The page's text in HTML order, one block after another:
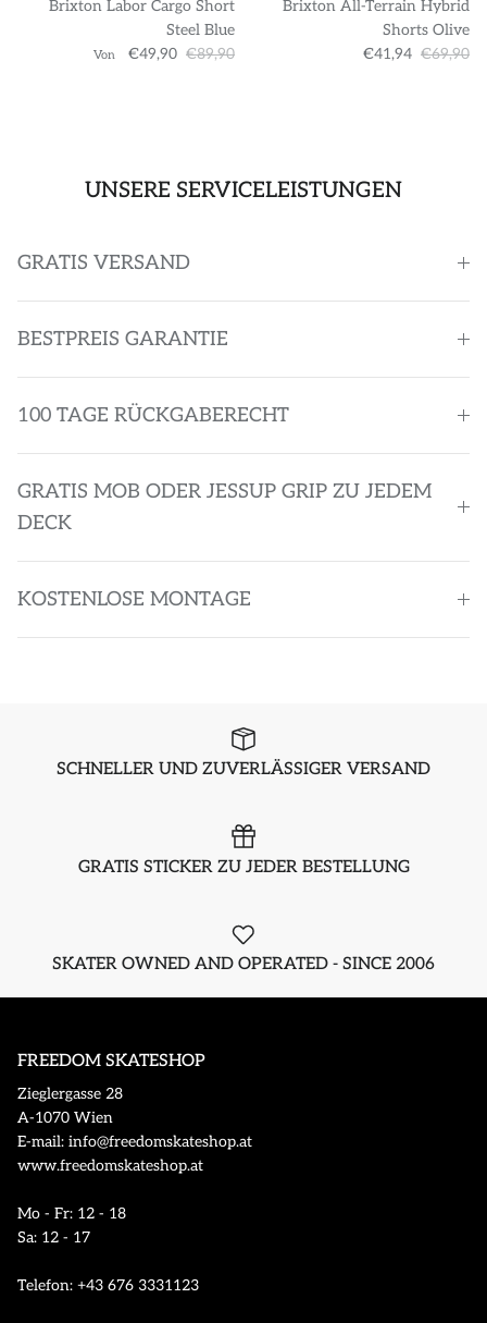
Brixton Labor Cargo Short
Steel Blue
Von €49,90 €89,90
Brixton All-Terrain Hybrid
Shorts Olive
€41,94 €69,90
UNSERE SERVICELEISTUNGEN
GRATIS VERSAND
BESTPREIS GARANTIE
100 TAGE RÜCKGABERECHT
GRATIS MOB ODER JESSUP GRIP ZU JEDEM
DECK
KOSTENLOSE MONTAGE
SCHNELLER UND ZUVERLÄSSIGER VERSAND
GRATIS STICKER ZU JEDER BESTELLUNG
SKATER OWNED AND OPERATED - SINCE 2006
FREEDOM SKATESHOP
Zieglergasse 28
A-1070 Wien
E-mail: info@freedomskateshop.at
www.freedomskateshop.at
Mo - Fr: 12 - 18
Sa: 12 - 17
Telefon: +43 676 3331123